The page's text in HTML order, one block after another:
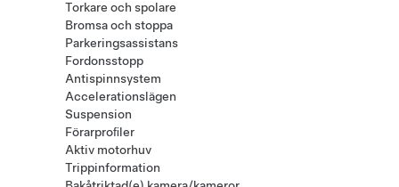
Torkare och spolare
Bromsa och stoppa
Parkeringsassistans
Fordonsstopp
Antispinnsystem
Accelerationslägen
Suspension
Förarproﬁler
Aktiv motorhuv
Trippinformation